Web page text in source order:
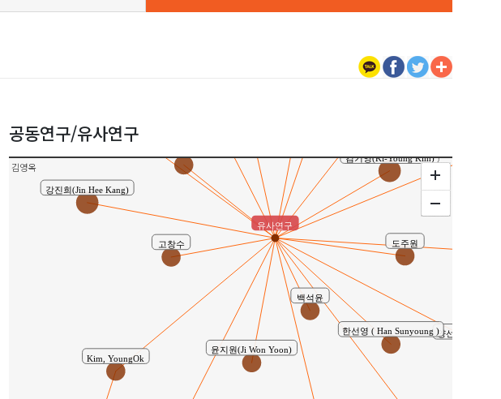
공동연구/유사연구
김영옥
Kim, YoungOk
강진희(Jin Hee Kang)
고창수
김기영(Ki-Young Kim)
도주원
백석윤
양선영
윤지원(Ji Won Yoon)
이상운(Sang-Un Lee)
한선영 ( Han Sunyoung )
유사연구